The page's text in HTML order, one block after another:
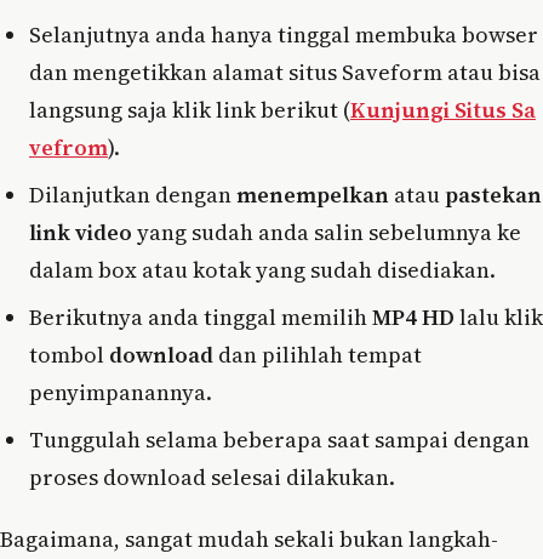
Selanjutnya anda hanya tinggal membuka bowser
dan mengetikkan alamat situs Saveform atau bisa
langsung saja klik link berikut (Kunjungi Situs Sa
vefrom).
Dilanjutkan denganmenempelkan ataupastekan
link video yang sudah anda salin sebelumnya ke
dalam box atau kotak yang sudah disediakan.
Berikutnya anda tinggal memilihMP4 HD lalu klik
tombol download dan pilihlah tempat
penyimpanannya.
Tunggulah selama beberapa saat sampai dengan
proses download selesai dilakukan.
Bagaimana, sangat mudah sekali bukan langkah-